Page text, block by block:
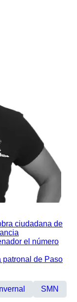
ciudadana de
el número
patronal de Paso
SMN